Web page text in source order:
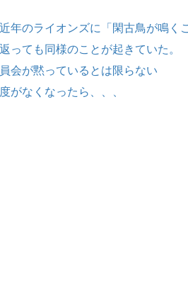
年のライオンズに「閑古鳥が鳴く
っても同様のことが起きていた。
会が黙っているとは限らない
がなくなったら、、、